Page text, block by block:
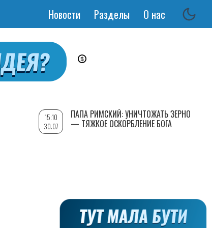
Основная
Новости Разделы О нас
15:10
30.07
ПАПА РИМСКИЙ: УНИЧТОЖАТЬ ЗЕРНО
— ТЯЖКОЕ ОСКОРБЛЕНИЕ БОГА